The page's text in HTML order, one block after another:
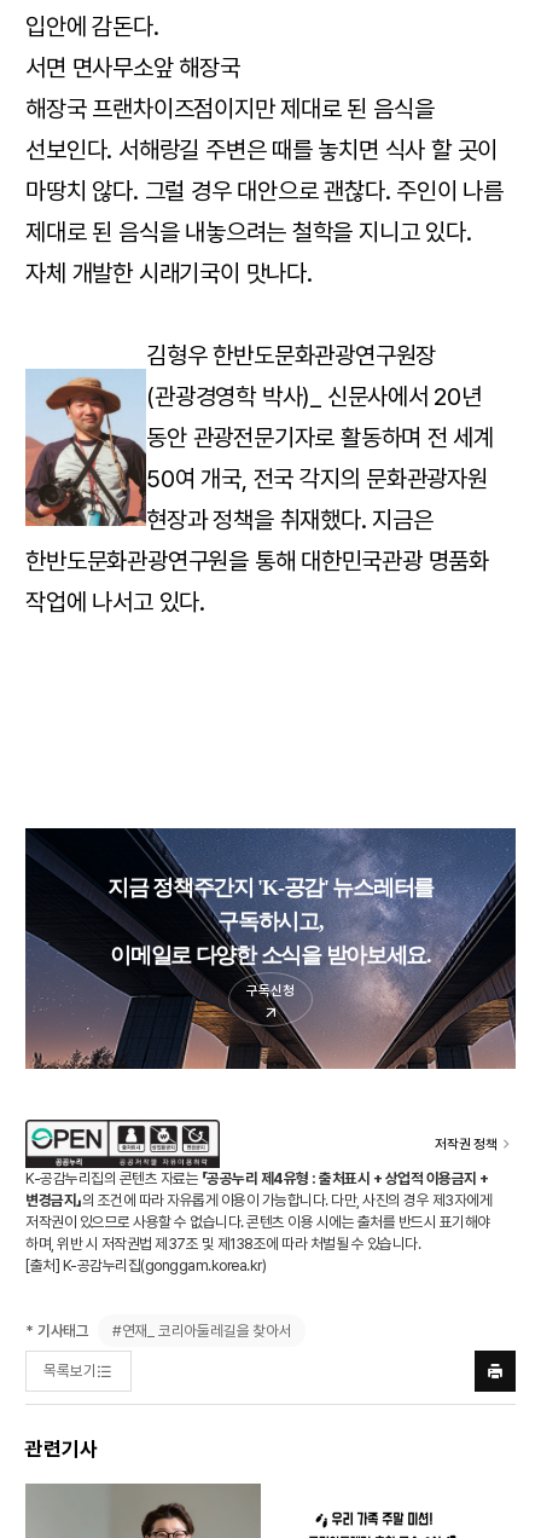
입안에 감돈다.
서면 면사무소앞 해장국
해장국 프랜차이즈점이지만 제대로 된 음식을
선보인다. 서해랑길 주변은 때를 놓치면 식사 할 곳이
마땅치 않다. 그럴 경우 대안으로 괜찮다. 주인이 나름
제대로 된 음식을 내놓으려는 철학을 지니고 있다.
자체 개발한 시래기국이 맛나다.
김형우 한반도문화관광연구원장
(관광경영학 박사)_ 신문사에서 20년
동안 관광전문기자로 활동하며 전 세계
50여 개국, 전국 각지의 문화관광자원
현장과 정책을 취재했다. 지금은
한반도문화관광연구원을 통해 대한민국관광 명품화
작업에 나서고 있다.
지금 정책주간지 'K-공감' 뉴스레터를
구독하시고,
이메일로 다양한 소식을 받아보세요.
구독신청
저작권 정책
K-공감누리집의 콘텐츠 자료는 「공공누리 제4유형 : 출처표시 + 상업적 이용금지 +
변경금지」의 조건에 따라 자유롭게 이용이 가능합니다. 다만, 사진의 경우 제3자에게
저작권이 있으므로 사용할 수 없습니다. 콘텐츠 이용 시에는 출처를 반드시 표기해야
하며, 위반 시 저작권법 제37조 및 제138조에 따라 처벌될 수 있습니다.
[출처] K-공감누리집(gonggam.korea.kr)
* 기사태그 #연재_ 코리아둘레길을 찾아서
목록보기
프린트
하기
관련기사